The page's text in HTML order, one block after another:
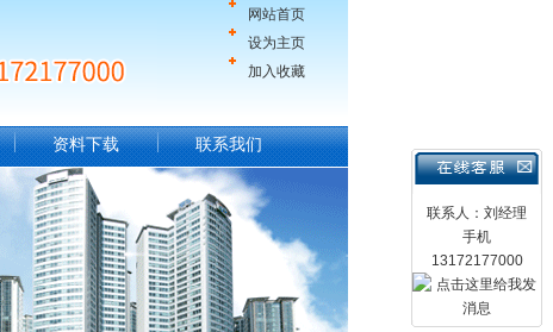
网站首页
设为主页
加入收藏
联系人：刘经理
手机
13172177000
资料下载 联系我们